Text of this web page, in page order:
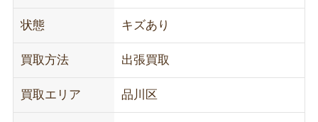
状態 キズあり
買取方法 出張買取
買取エリア 品川区